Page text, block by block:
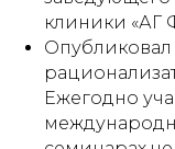
клиники «АГ
Опубликовал
Ежегодно